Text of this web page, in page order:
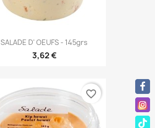
SALADE D' OEUFS - 145grs
3,62 €
favorite_border